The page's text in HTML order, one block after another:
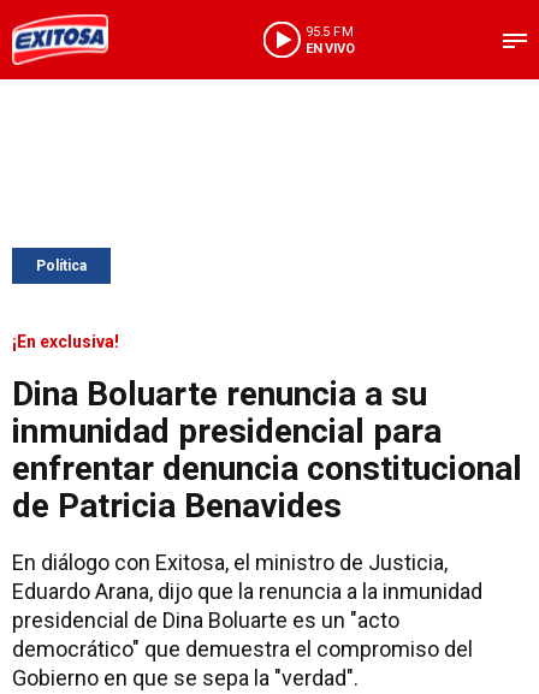
95.5 FM
EN VIVO
Política
¡En exclusiva!
Dina Boluarte renuncia a su
inmunidad presidencial para
enfrentar denuncia constitucional
de Patricia Benavides
En diálogo con Exitosa, el ministro de Justicia,
Eduardo Arana, dijo que la renuncia a la inmunidad
presidencial de Dina Boluarte es un "acto
democrático" que demuestra el compromiso del
Gobierno en que se sepa la "verdad".